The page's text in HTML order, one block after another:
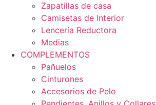
Zapatillas de casa
Camisetas de Interior
Lencería Reductora
Medias
COMPLEMENTOS
Pañuelos
Cinturones
Accesorios de Pelo